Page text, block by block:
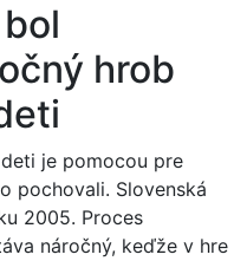
hrob
je pomocou pre
pochovali. Slovenská
2005. Proces
náročný, keďže v hre